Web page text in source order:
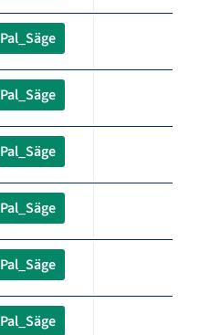
Pal_Säge
Pal_Säge
Pal_Säge
Pal_Säge
Pal_Säge
Pal_Säge